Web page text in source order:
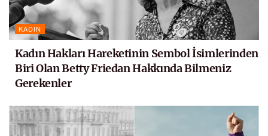
KADIN
Kadın Hakları Hareketinin Sembol İsimlerinden
Biri Olan Betty Friedan Hakkında Bilmeniz
Gerekenler